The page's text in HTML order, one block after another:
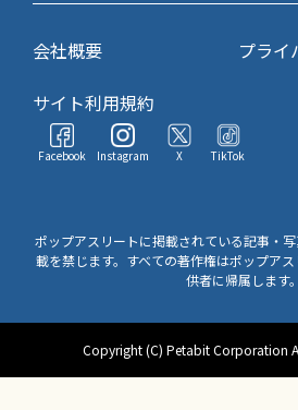
会社概要
プライ
サイト利用規約
Facebook Instagram X TikTok
ポップアスリートに掲載されている記事・
載を禁じます。すべての著作権はポップア
供者に帰属します。
Copyright (C) Petabit Corporation